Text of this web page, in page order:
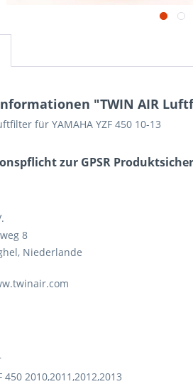
"TWIN AIR
für YAMAHA YZF 450 10-13
zur GPSR
8
Niederlande
450 2010,2011,2012,2013